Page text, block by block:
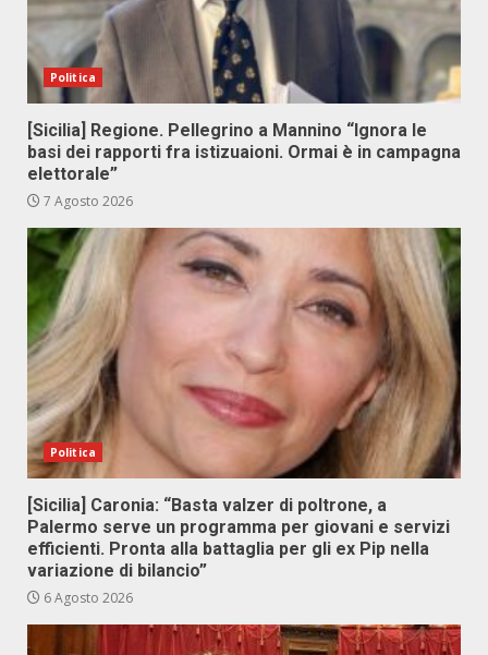
Politica
[Sicilia] Regione. Pellegrino a Mannino “Ignora le
basi dei rapporti fra istizuaioni. Ormai è in campagna
elettorale”
7 Agosto 2026
Politica
[Sicilia] Caronia: “Basta valzer di poltrone, a
Palermo serve un programma per giovani e servizi
efficienti. Pronta alla battaglia per gli ex Pip nella
variazione di bilancio”
6 Agosto 2026